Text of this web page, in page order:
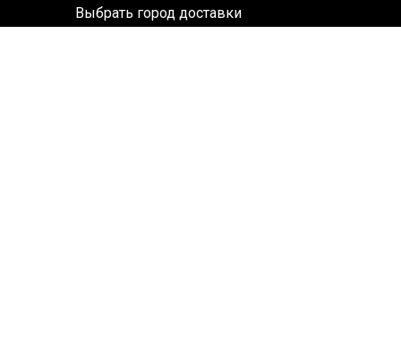
Выбрать город доставки